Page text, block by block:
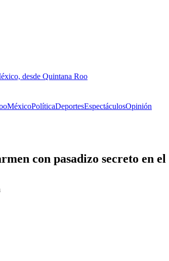
desde Quintana Roo
MéxicoPolíticaDeportesEspectáculosOpinión
con pasadizo secreto en el